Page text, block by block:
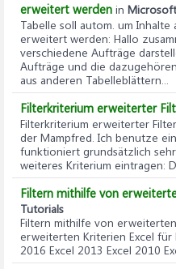
erweitert werden in
Tabelle soll autom. um
erweitert werden: Hallo
verschiedene Aufträge
Aufträge und die
aus anderen Tabelleblättern...
Filterkriterium erweiterter
Filterkriterium erweiterter Filter
der Mampfred. Ich benutze
funktioniert grundsätzlich
weiteres Kriterium eintragen:
Filtern mithilfe von
Tutorials
Filtern mithilfe von
erweiterten Kriterien Excel für
2016 Excel 2013 Excel 2010